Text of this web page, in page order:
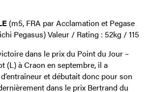
(m5, FRA par Acclamation et Pegase
Pegasus) Valeur / Rating : 52kg / 115
dans le prix du Point du Jour –
(L) à Craon en septembre, il a
et débutait donc pour son
dans le prix Bertrand du